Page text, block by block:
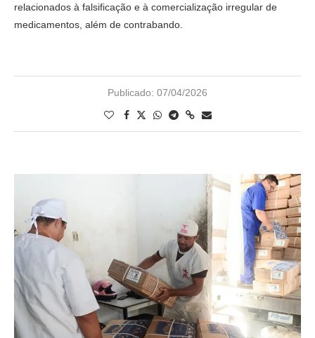
relacionados à falsificação e à comercialização irregular de
medicamentos, além de contrabando.
Publicado: 07/04/2026